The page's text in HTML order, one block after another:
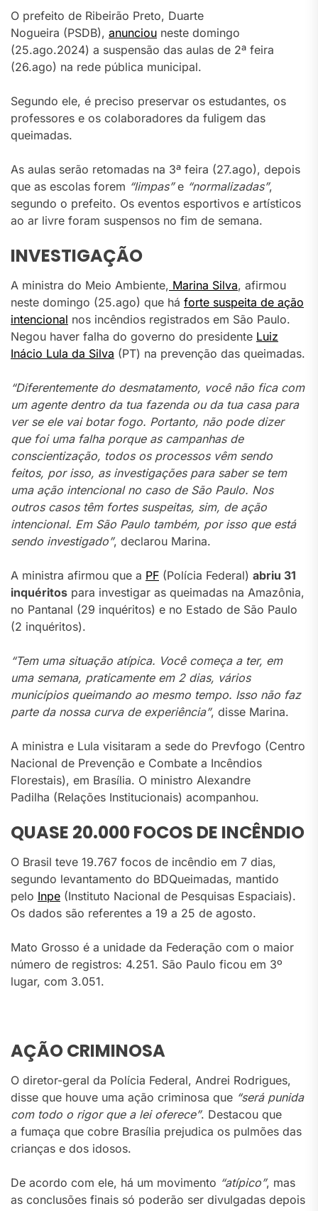
O prefeito de Ribeirão Preto, Duarte
Nogueira (PSDB), anunciou neste domingo
(25.ago.2024) a suspensão das aulas de 2ª feira
(26.ago) na rede pública municipal.
Segundo ele, é preciso preservar os estudantes, os
professores e os colaboradores da fuligem das
queimadas.
As aulas serão retomadas na 3ª feira (27.ago), depois
que as escolas forem “limpas”e “normalizadas”,
segundo o prefeito. Os eventos esportivos e artísticos
ao ar livre foram suspensos no fim de semana.
INVESTIGAÇÃO
A ministra do Meio Ambiente, Marina Silva, afirmou
neste domingo (25.ago) que há forte suspeita de ação
intencional nos incêndios registrados em São Paulo.
Negou haver falha do governo do presidente Luiz
Inácio Lula da Silva (PT) na prevenção das queimadas.
“Diferentemente do desmatamento, você não fica com
um agente dentro da tua fazenda ou da tua casa para
ver se ele vai botar fogo. Portanto, não pode dizer
que foi uma falha porque as campanhas de
conscientização, todos os processos vêm sendo
feitos, por isso, as investigações para saber se tem
uma ação intencional no caso de São Paulo. Nos
outros casos têm fortes suspeitas, sim, de ação
intencional. Em São Paulo também, por isso que está
sendo investigado”, declarou Marina.
A ministra afirmou que a PF (Polícia Federal) abriu 31
inquéritos para investigar as queimadas na Amazônia,
no Pantanal (29 inquéritos) e no Estado de São Paulo
(2 inquéritos).
“Tem uma situação atípica. Você começa a ter, em
uma semana, praticamente em 2 dias, vários
municípios queimando ao mesmo tempo. Isso não faz
parte da nossa curva de experiência”, disse Marina.
A ministra e Lula visitaram a sede do Prevfogo (Centro
Nacional de Prevenção e Combate a Incêndios
Florestais), em Brasília. O ministro Alexandre
Padilha (Relações Institucionais) acompanhou.
QUASE 20.000 FOCOS DE INCÊNDIO
O Brasil teve 19.767 focos de incêndio em 7 dias,
segundo levantamento do BDQueimadas, mantido
pelo Inpe (Instituto Nacional de Pesquisas Espaciais).
Os dados são referentes a 19 a 25 de agosto.
Mato Grosso é a unidade da Federação com o maior
número de registros: 4.251. São Paulo ficou em 3º
lugar, com 3.051.
AÇÃO CRIMINOSA
O diretor-geral da Polícia Federal, Andrei Rodrigues,
disse que houve uma ação criminosa que “será punida
com todo o rigor que a lei oferece”. Destacou que
a fumaça que cobre Brasília prejudica os pulmões das
crianças e dos idosos.
De acordo com ele, há um movimento “atípico”, mas
as conclusões finais só poderão ser divulgadas depois